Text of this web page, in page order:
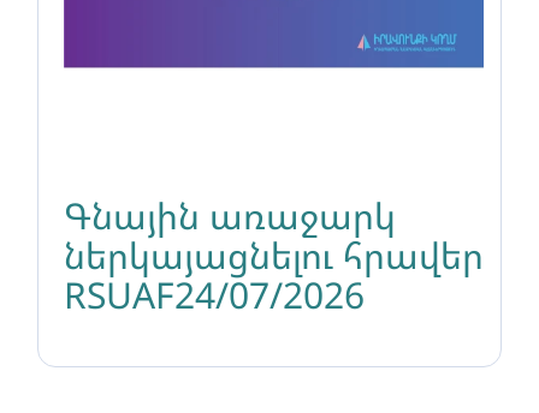
Գնային առաջարկ
ներկայացնելու հրավեր
RSUAF24/07/2026